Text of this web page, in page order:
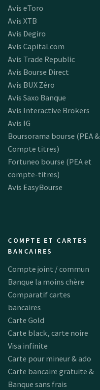
Avis eToro
Avis XTB
Avis Degiro
Avis Capital.com
Avis Trade Republic
Avis Bourse Direct
Avis BUX Zéro
Avis Saxo Banque
Avis Interactive Brokers
Avis IG
Boursorama bourse (PEA &
Compte titres)
Fortuneo bourse (PEA et
compte-titres)
Avis EasyBourse
COMPTE ET CARTES
BANCAIRES
Compte joint / commun
Banque la moins chère
Comparatif cartes
bancaires
Carte Gold
Carte black, carte noire
Visa infinite
Carte pour mineur & ado
Carte bancaire gratuite &
Banque sans frais